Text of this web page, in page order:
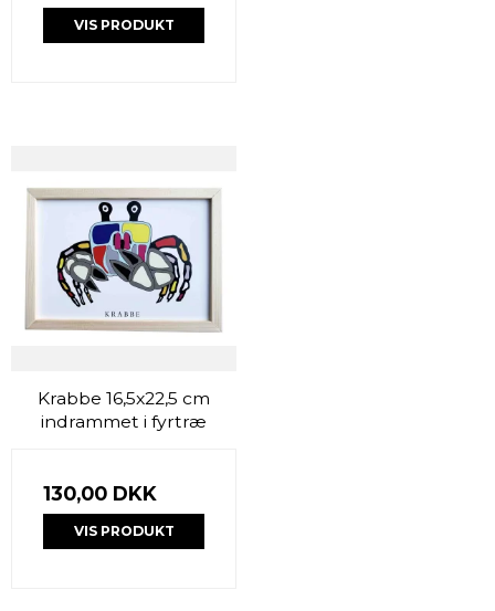
VIS PRODUKT
Krabbe 16,5x22,5 cm
indrammet i fyrtræ
130,00 DKK
VIS PRODUKT